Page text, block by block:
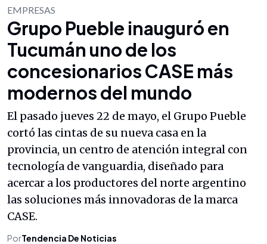
EMPRESAS
Grupo Pueble inauguró en
Tucumán uno de los
concesionarios CASE más
modernos del mundo
El pasado jueves 22 de mayo, el Grupo Pueble
cortó las cintas de su nueva casa en la
provincia, un centro de atención integral con
tecnología de vanguardia, diseñado para
acercar a los productores del norte argentino
las soluciones más innovadoras de la marca
CASE.
PorTendencia De Noticias